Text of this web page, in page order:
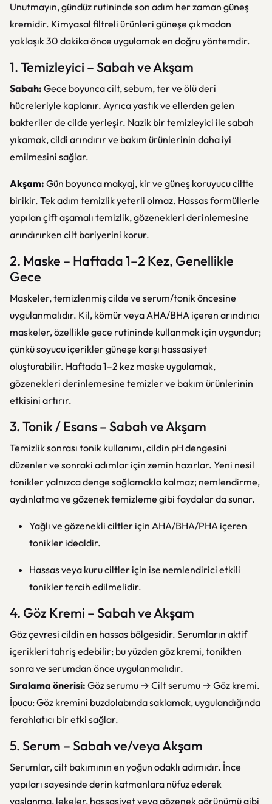
Unutmayın, gündüz rutininde son adım her zaman güneş
kremidir. Kimyasal filtreli ürünleri güneşe çıkmadan
yaklaşık 30 dakika önce uygulamak en doğru yöntemdir.
1. Temizleyici – Sabah ve Akşam
Sabah: Gece boyunca cilt, sebum, ter ve ölü deri
hücreleriyle kaplanır. Ayrıca yastık ve ellerden gelen
bakteriler de cilde yerleşir. Nazik bir temizleyici ile sabah
yıkamak, cildi arındırır ve bakım ürünlerinin daha iyi
emilmesini sağlar.
Akşam: Gün boyunca makyaj, kir ve güneş koruyucu ciltte
birikir. Tek adım temizlik yeterli olmaz. Hassas formüllerle
yapılan çift aşamalı temizlik, gözenekleri derinlemesine
arındırırken cilt bariyerini korur.
2. Maske – Haftada 1–2 Kez, Genellikle
Gece
Maskeler, temizlenmiş cilde ve serum/tonik öncesine
uygulanmalıdır. Kil, kömür veya AHA/BHA içeren arındırıcı
maskeler, özellikle gece rutininde kullanmak için uygundur;
çünkü soyucu içerikler güneşe karşı hassasiyet
oluşturabilir. Haftada 1–2 kez maske uygulamak,
gözenekleri derinlemesine temizler ve bakım ürünlerinin
etkisini artırır.
3. Tonik / Esans – Sabah ve Akşam
Temizlik sonrası tonik kullanımı, cildin pH dengesini
düzenler ve sonraki adımlar için zemin hazırlar. Yeni nesil
tonikler yalnızca denge sağlamakla kalmaz; nemlendirme,
aydınlatma ve gözenek temizleme gibi faydalar da sunar.
Yağlı ve gözenekli ciltler için AHA/BHA/PHA içeren
tonikler idealdir.
Hassas veya kuru ciltler için ise nemlendirici etkili
tonikler tercih edilmelidir.
4. Göz Kremi – Sabah ve Akşam
Göz çevresi cildin en hassas bölgesidir. Serumların aktif
içerikleri tahriş edebilir; bu yüzden göz kremi, tonikten
sonra ve serumdan önce uygulanmalıdır.
Sıralama önerisi: Göz serumu → Cilt serumu → Göz kremi.
İpucu: Göz kremini buzdolabında saklamak, uygulandığında
ferahlatıcı bir etki sağlar.
5. Serum – Sabah ve/veya Akşam
Serumlar, cilt bakımının en yoğun odaklı adımıdır. İnce
yapıları sayesinde derin katmanlara nüfuz ederek
yaşlanma, lekeler, hassasiyet veya gözenek görünümü gibi